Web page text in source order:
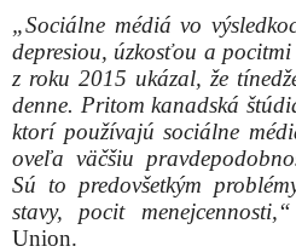
„Sociálne médiá vo
depresiou, úzkosťou a
z roku 2015 ukázal, že
denne. Pritom kanadská
ktorí používajú sociálne
oveľa väčšiu
Sú to predovšetkým
stavy, pocit menejcennosti,“
Union.